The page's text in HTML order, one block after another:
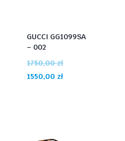
GUCCI GG1099SA
– 002
1750,00złPierwotna
cena
1550,00 złAktualna